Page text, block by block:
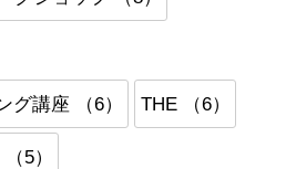
グ講座 （6） THE （6）
5）